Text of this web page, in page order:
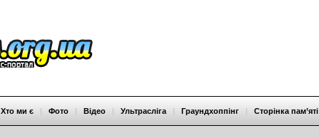
Хто ми є | Фото | Відео | Ультрасліга | Граундхоппінг | Сторінка пам’яті